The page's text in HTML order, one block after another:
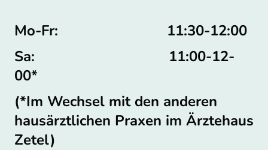
Mo-Fr: 11:30-12:00
Sa: 11:00-12-
00*
(*Im Wechsel mit den anderen
hausärztlichen Praxen im Ärztehaus
Zetel)